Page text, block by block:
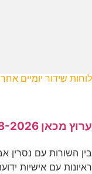
לוחות שידור יומיים
ערוץ מכאן 08-08-2026
ראיונות עם אישיות